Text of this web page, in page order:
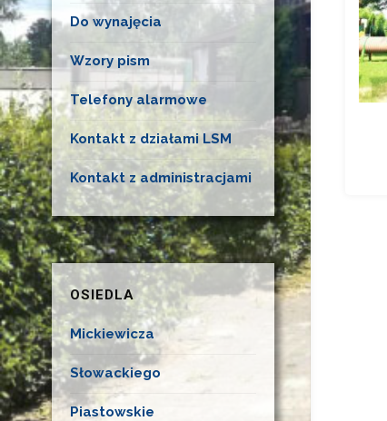
Do wynajęcia
Wzory pism
Telefony alarmowe
Kontakt z działami LSM
Kontakt z administracjami
OSIEDLA
Mickiewicza
Słowackiego
Piastowskie